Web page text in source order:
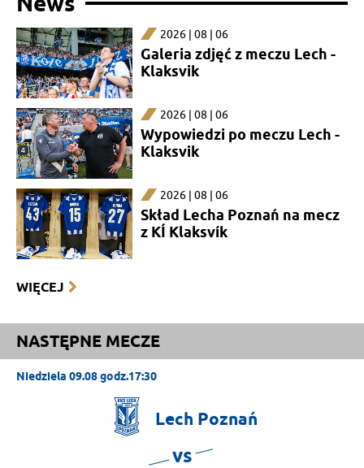
2026 | 08 | 06
Galeria zdjęć z meczu Lech -
Klaksvik
2026 | 08 | 06
Wypowiedzi po meczu Lech -
Klaksvik
2026 | 08 | 06
Skład Lecha Poznań na mecz
z KÍ Klaksvík
WIĘCEJ
NASTĘPNE MECZE
Niedziela 09.08 godz.17:30
Lech Poznań
vs